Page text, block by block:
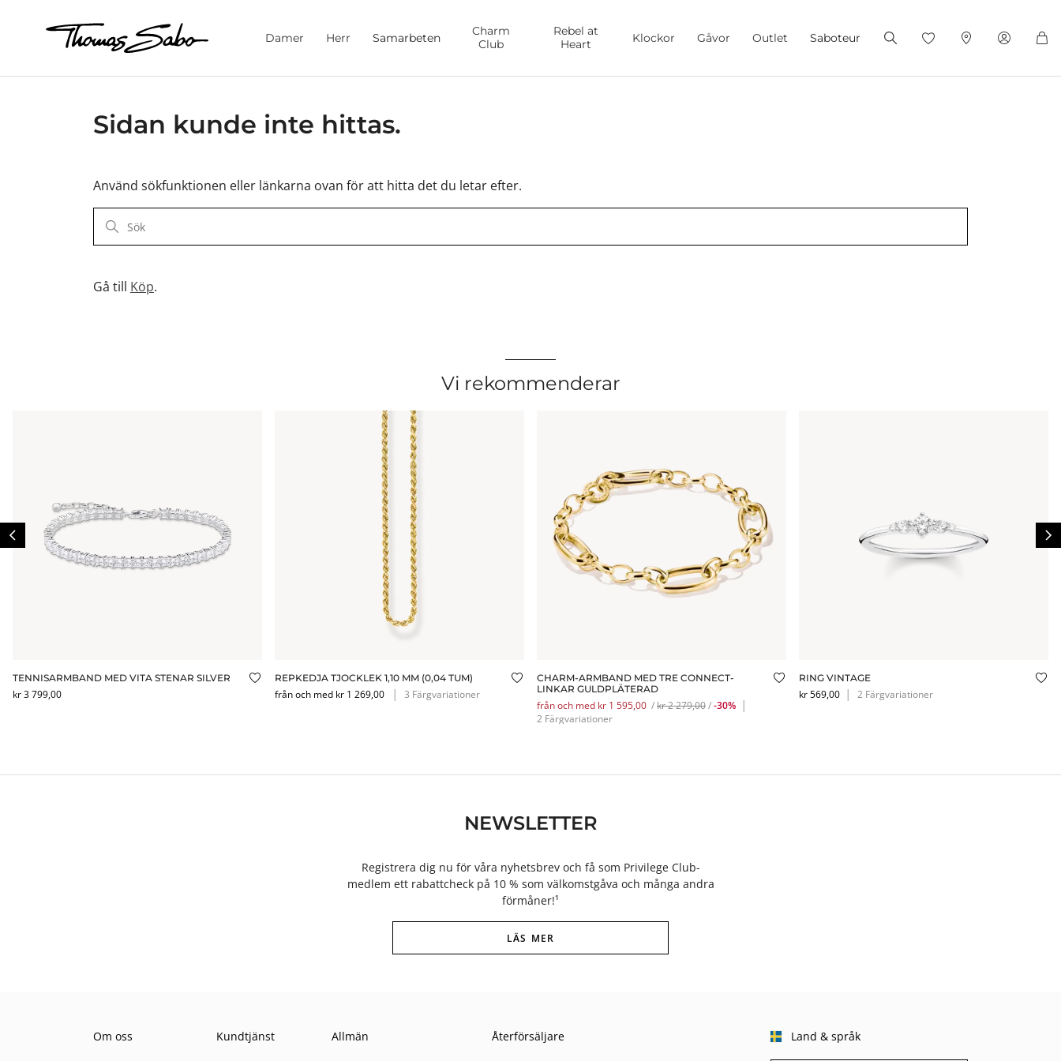
Damer Herr Samarbeten
Charm
Club
Rebel at
Heart
Klockor Gåvor Outlet Saboteur
Sidan kunde inte hittas.
Använd sökfunktionen eller länkarna ovan för att hitta det du letar efter.
Gå till Köp.
Vi rekommenderar
till i önskelistan
TENNISARMBAND MED VITA STENAR SILVER
kr 3 799,00 Lägg till i önskelistan
REPKEDJA TJOCKLEK 1,10 MM (0,04 TUM)
från och med kr 1 269,00 3 Färgvariationer Lägg till i önskelistan
CHARM-ARMBAND MED TRE CONNECT-
LINKAR GULDPLÄTERAD
från och med kr 1 595,00 /kr 2 279,00/-30%
2 Färgvariationer
Lägg till i önskelistan
RING VINTAGE
kr 569,00 2 Färgvariationer
NEWSLETTER
Registrera dig nu för våra nyhetsbrev och få som Privilege Club-
medlem ett rabattcheck på 10 % som välkomstgåva och många andra
förmåner!¹
LÄS MER
Om oss Kundtjänst Allmän Återförsäljare Land & språk